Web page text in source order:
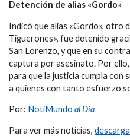
Detención de alias «Gordo»
Indicó que alias «Gordo», otro
Tiguerones», fue detenido
San Lorenzo, y que en su
captura por asesinato. Por
para que la justicia cumpla con
a quienes con tanto esfuerzo
Por: NotiMundo al Día
Para ver más noticias,